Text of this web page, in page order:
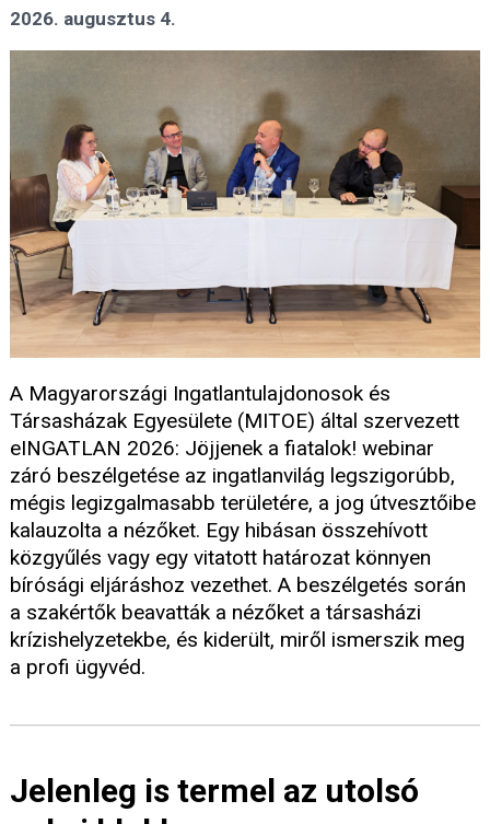
2026. augusztus 4.
A Magyarországi Ingatlantulajdonosok és
Társasházak Egyesülete (MITOE) által szervezett
eINGATLAN 2026: Jöjjenek a fiatalok! webinar
záró beszélgetése az ingatlanvilág legszigorúbb,
mégis legizgalmasabb területére, a jog útvesztőibe
kalauzolta a nézőket. Egy hibásan összehívott
közgyűlés vagy egy vitatott határozat könnyen
bírósági eljáráshoz vezethet. A beszélgetés során
a szakértők beavatták a nézőket a társasházi
krízishelyzetekbe, és kiderült, miről ismerszik meg
a profi ügyvéd.
Jelenleg is termel az utolsó